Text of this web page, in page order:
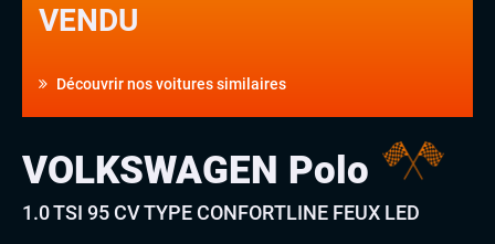
VENDU
Découvrir nos voitures similaires
VOLKSWAGEN Polo
1.0 TSI 95 CV TYPE CONFORTLINE FEUX LED